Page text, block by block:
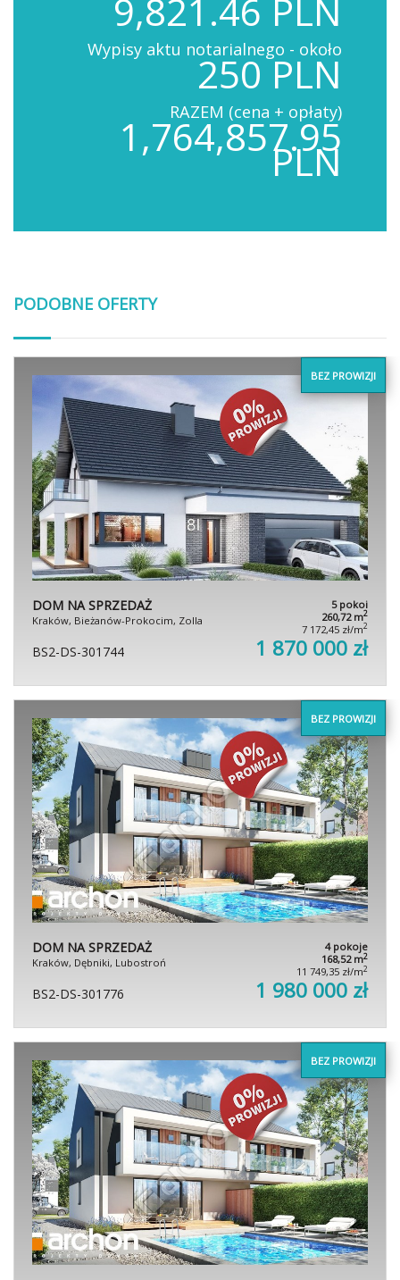
9,821.46 PLN
Wypisy aktu notarialnego - około
250 PLN
RAZEM (cena + opłaty)
1,764,857.95
PLN
PODOBNE OFERTY
BEZ PROWIZJI
DOM NA SPRZEDAŻ
Kraków, Bieżanów-Prokocim, Zolla
5 pokoi
260,72 m2
7 172,45 zł/m2
BS2-DS-301744 1 870 000 zł
BEZ PROWIZJI
DOM NA SPRZEDAŻ
Kraków, Dębniki, Lubostroń
4 pokoje
168,52 m2
11 749,35 zł/m2
BS2-DS-301776 1 980 000 zł
BEZ PROWIZJI